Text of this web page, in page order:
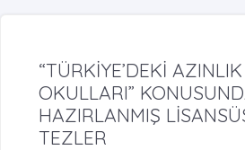
“TÜRKİYE’DEKİ AZINLIK
OKULLARI”
HAZIRLANMIŞ
TEZLER